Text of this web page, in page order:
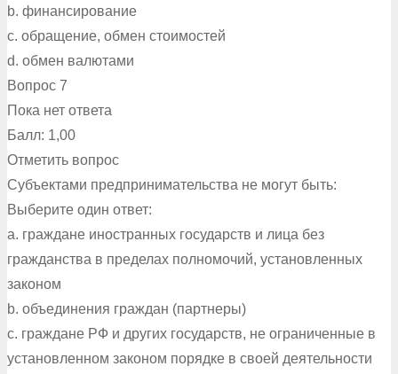
b. финансирование
c. обращение, обмен стоимостей
d. обмен валютами
Вопрос 7
Пока нет ответа
Балл: 1,00
Отметить вопрос
Субъектами предпринимательства не могут быть:
Выберите один ответ:
a. граждане иностранных государств и лица без
гражданства в пределах полномочий, установленных
законом
b. объединения граждан (партнеры)
c. граждане РФ и других государств, не ограниченные в
установленном законом порядке в своей деятельности